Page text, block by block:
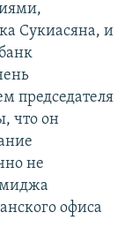
Сукиасяна, и
председателя
что он
не
офиса